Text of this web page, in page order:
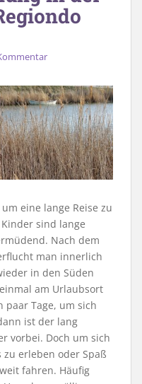
eine lange Reise zu
sind lange
Nach dem
man innerlich
in den Süden
am Urlaubsort
paar Tage, um sich
ist der lang
vorbei. Doch um sich
erleben oder Spaß
fahren. Häufig